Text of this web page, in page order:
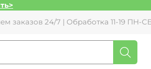
заказов 24/7 | Обработка 11-19 ПН-